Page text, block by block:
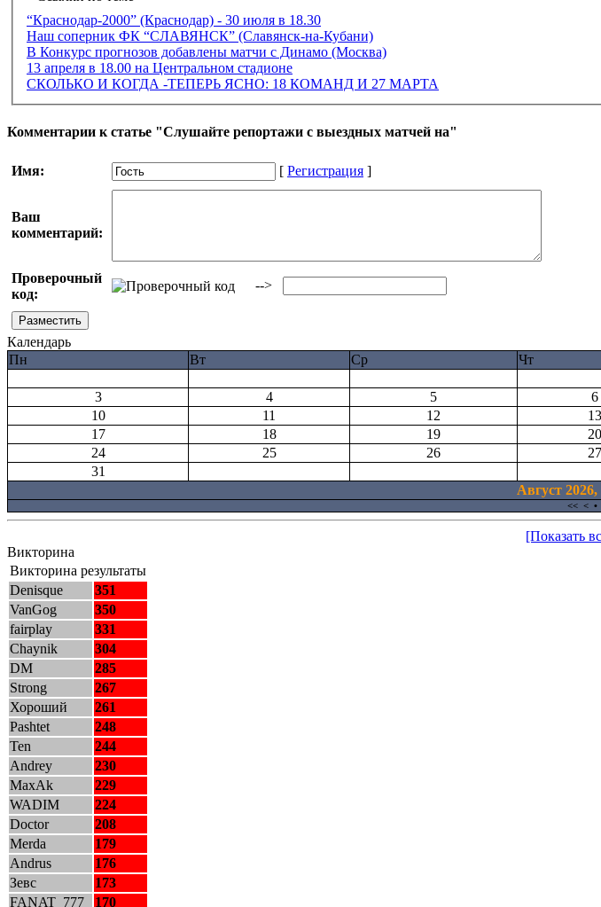
“Краснодар-2000” (Краснодар) - 30 июля в 18.30
Наш соперник ФК “СЛАВЯНСК” (Славянск-на-Кубани)
В Конкурс прогнозов добавлены матчи с Динамо (Москва)
13 апреля в 18.00 на Центральном стадионе
СКОЛЬКО И КОГДА -ТЕПЕРЬ ЯСНО: 18 КОМАНД И 27 МАРТА
Комментарии к статье "Слушайте репортажи с выездных матчей на"
Имя: [ Регистрация ]
Ваш
комментарий:
Проверочный
код:
-->
Календарь
Пн
Вт Ср Чт
3
4 5 6
10
11 12 13
17
18 19 20
24
25 26 27
31
Август
<< < •
[Показать
Викторина
Викторина результаты
Denisque
351
VanGog
350
fairplay
331
Chaynik
304
DM
285
Strong
267
Хороший
261
Pashtet
248
Ten
244
Andrey
230
MaxAk
229
WADIM
224
Doctor
208
Merda
179
Andrus
176
Зевс
173
FANAT_777
170